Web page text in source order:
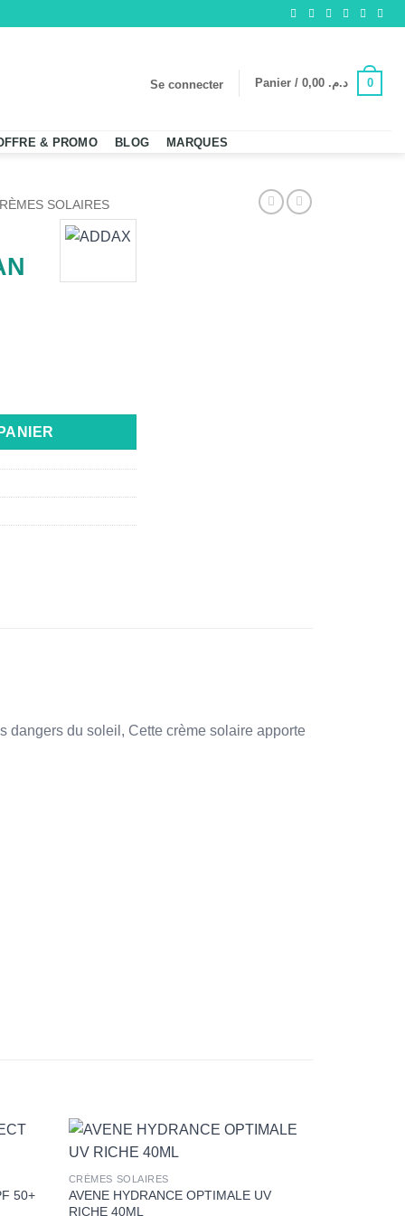
Se connecter Panier / د.م. 0
& PROMO BLOG MARQUES
SOLAIRES
ECRAN SOLAIRE
dangers du soleil, Cette crème solaire apporte
50+
+
CRÈMES SOLAIRES
AVENE HYDRANCE OPTIMALE UV
RICHE 40ML